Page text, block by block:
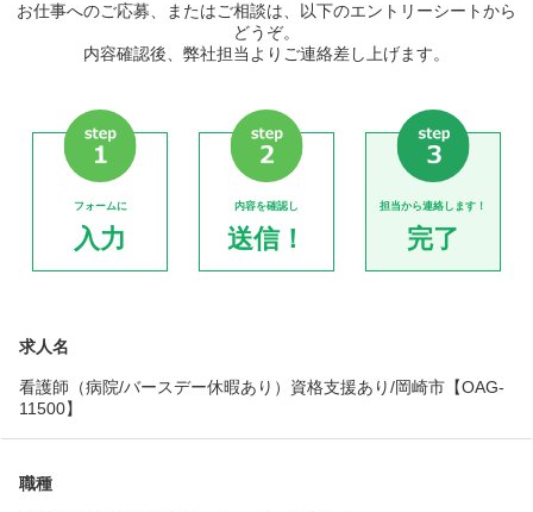
お仕事へのご応募、またはご相談は、以下のエントリーシートから
どうぞ。
内容確認後、弊社担当よりご連絡差し上げます。
フォームに
入力
内容を確認し
送信！
担当から連絡します！
完了
求人名
看護師（病院/バースデー休暇あり）資格支援あり/岡崎市【OAG-
11500】
職種